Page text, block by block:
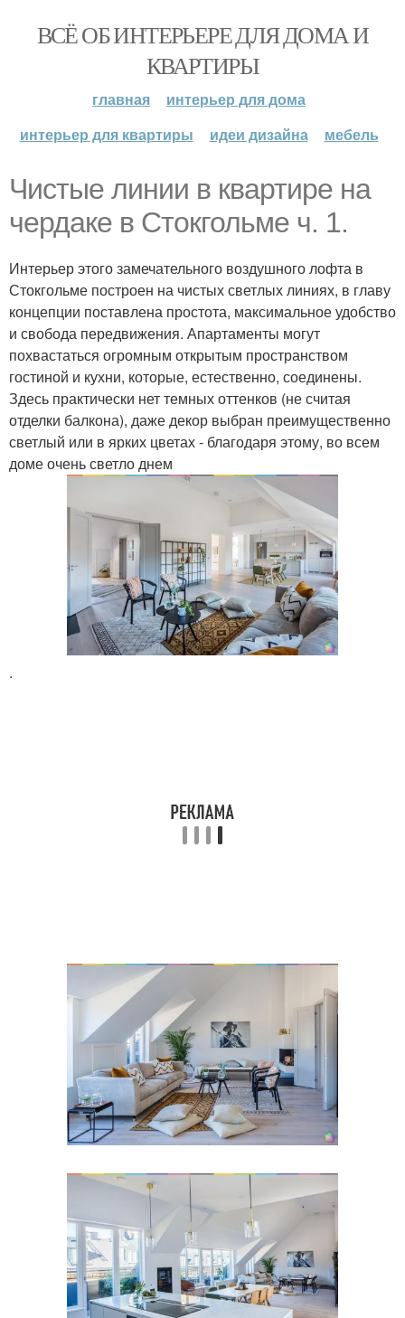
ВСЁ ОБ ИНТЕРЬЕРЕ ДЛЯ ДОМА И
КВАРТИРЫ
главная
интерьер для дома
интерьер для квартиры
идеи дизайна мебель
Чистые линии в квартире на
чердаке в Стокгольме ч. 1.
Интерьер этого замечательного воздушного лофта в
Стокгольме построен на чистых светлых линиях, в главу
концепции поставлена простота, максимальное удобство
и свобода передвижения. Апартаменты могут
похвастаться огромным открытым пространством
гостиной и кухни, которые, естественно, соединены.
Здесь практически нет темных оттенков (не считая
отделки балкона), даже декор выбран преимущественно
светлый или в ярких цветах - благодаря этому, во всем
доме очень светло днем
.